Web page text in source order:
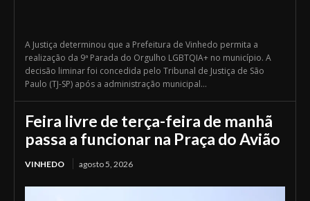
A Justiça determinou que a Prefeitura de Vinhedo permita a
realização da 9ª Parada do Orgulho LGBTQIA+ no município. A
decisão liminar foi concedida pelo Tribunal de Justiça de São
Paulo (TJ-SP) após a administração municipal...
Feira livre de terça-feira de manhã
passa a funcionar na Praça do Avião
VINHEDO agosto 5, 2026